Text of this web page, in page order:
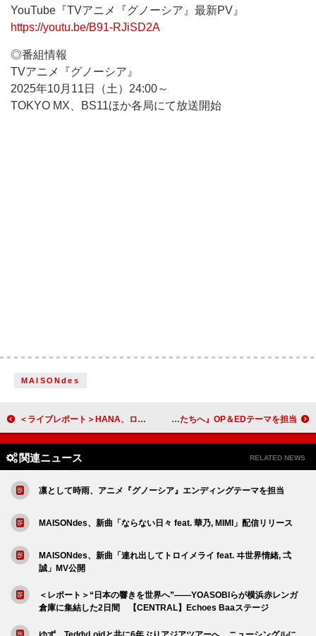
YouTube『TVアニメ『グノーシア』最新PV』
https://youtu.be/B91-RJiSD2A
◎番組情報
TVアニメ『グノーシア』
2025年10月11日（土）24:00～
TOKYO MX、BS11ほか各局にて放送開始
MAISONdes
＜ライブレポート＞HANA、ロッキン初出演で最新曲「BAD LOVE」を初披露【ROCK IN JAPAN FESTIVAL 2025】 YOASOBI、アニメ『花ざかりの君たちへ』OP＆EDテーマを担当
関連ニュース RELATED NEWS
凛として時雨、アニメ『グノーシア』エンディングテーマを担当
MAISONdes、新曲「ならない日々 feat. 華乃, MIMI」配信リリース
MAISONdes、新曲「連れ出してトロイメライ feat. ヰ世界情緒, 弌
誠」MV公開
＜レポート＞“日本の響きを世界へ”――YOASOBIらが横浜赤レンガ
倉庫に集結した2日間 【CENTRAL】Echoes Baaステージ